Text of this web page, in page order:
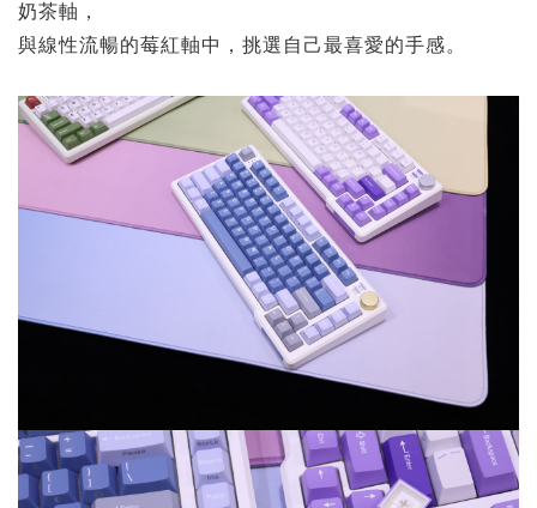
奶茶軸，
與線性流暢的莓紅軸中，挑選自己最喜愛的手感。